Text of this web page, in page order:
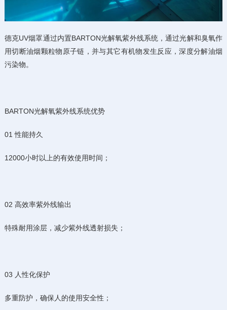
德克UV烟罩通过内置BARTON光解氧紫外线系统，通过光解和臭氧作
用切断油烟颗粒物原子链，并与其它有机物发生反应，深度分解油烟
污染物。
BARTON光解氧紫外线系统优势
01 性能持久
12000小时以上的有效使用时间；
02 高效率紫外线输出
特殊耐用涂层，减少紫外线透射损失；
03 人性化保护
多重防护，确保人的使用安全性；